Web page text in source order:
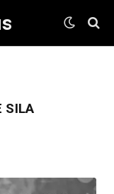
SILA